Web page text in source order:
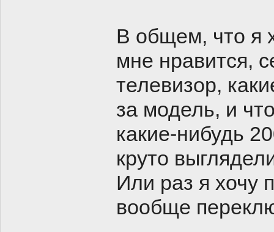
В общем, что я
мне нравится,
телевизор,
за модель, и
какие-нибудь
круто
Или раз я хочу
вообще